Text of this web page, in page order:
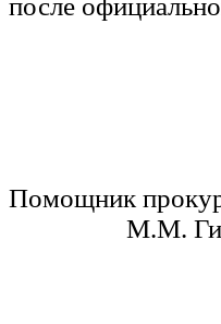
после
Помощник
М.М.